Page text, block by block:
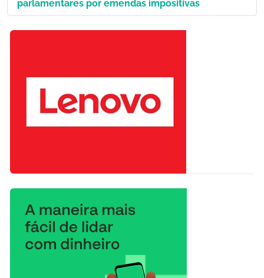
parlamentares por emendas impositivas